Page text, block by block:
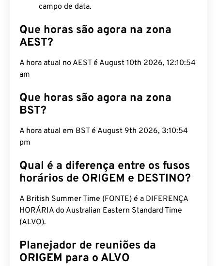
campo de data.
Que horas são agora na zona
AEST?
A hora atual no AEST é August 10th 2026, 12:10:55
am
Que horas são agora na zona
BST?
A hora atual em BST é August 9th 2026, 3:10:55
pm
Qual é a diferença entre os fusos
horários de ORIGEM e DESTINO?
A British Summer Time (FONTE) é a DIFERENÇA
HORÁRIA do Australian Eastern Standard Time
(ALVO).
Planejador de reuniões da
ORIGEM para o ALVO